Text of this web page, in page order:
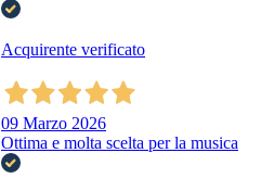
Acquirente verificato
09 Marzo 2026
Ottima e molta scelta per la musica